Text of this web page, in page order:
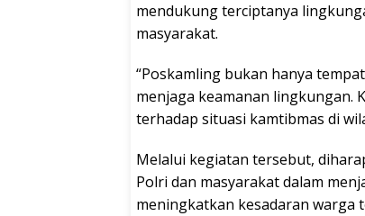
mendukung terciptanya
masyarakat.
“Poskamling bukan hanya
menjaga keamanan lingkungan.
terhadap situasi kamtibmas di
Melalui kegiatan tersebut,
Polri dan masyarakat dalam
meningkatkan kesadaran warga